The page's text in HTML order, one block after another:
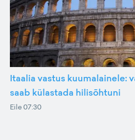
Itaalia vastus kuumalainele:
saab külastada hilisõhtuni
Eile 07:30